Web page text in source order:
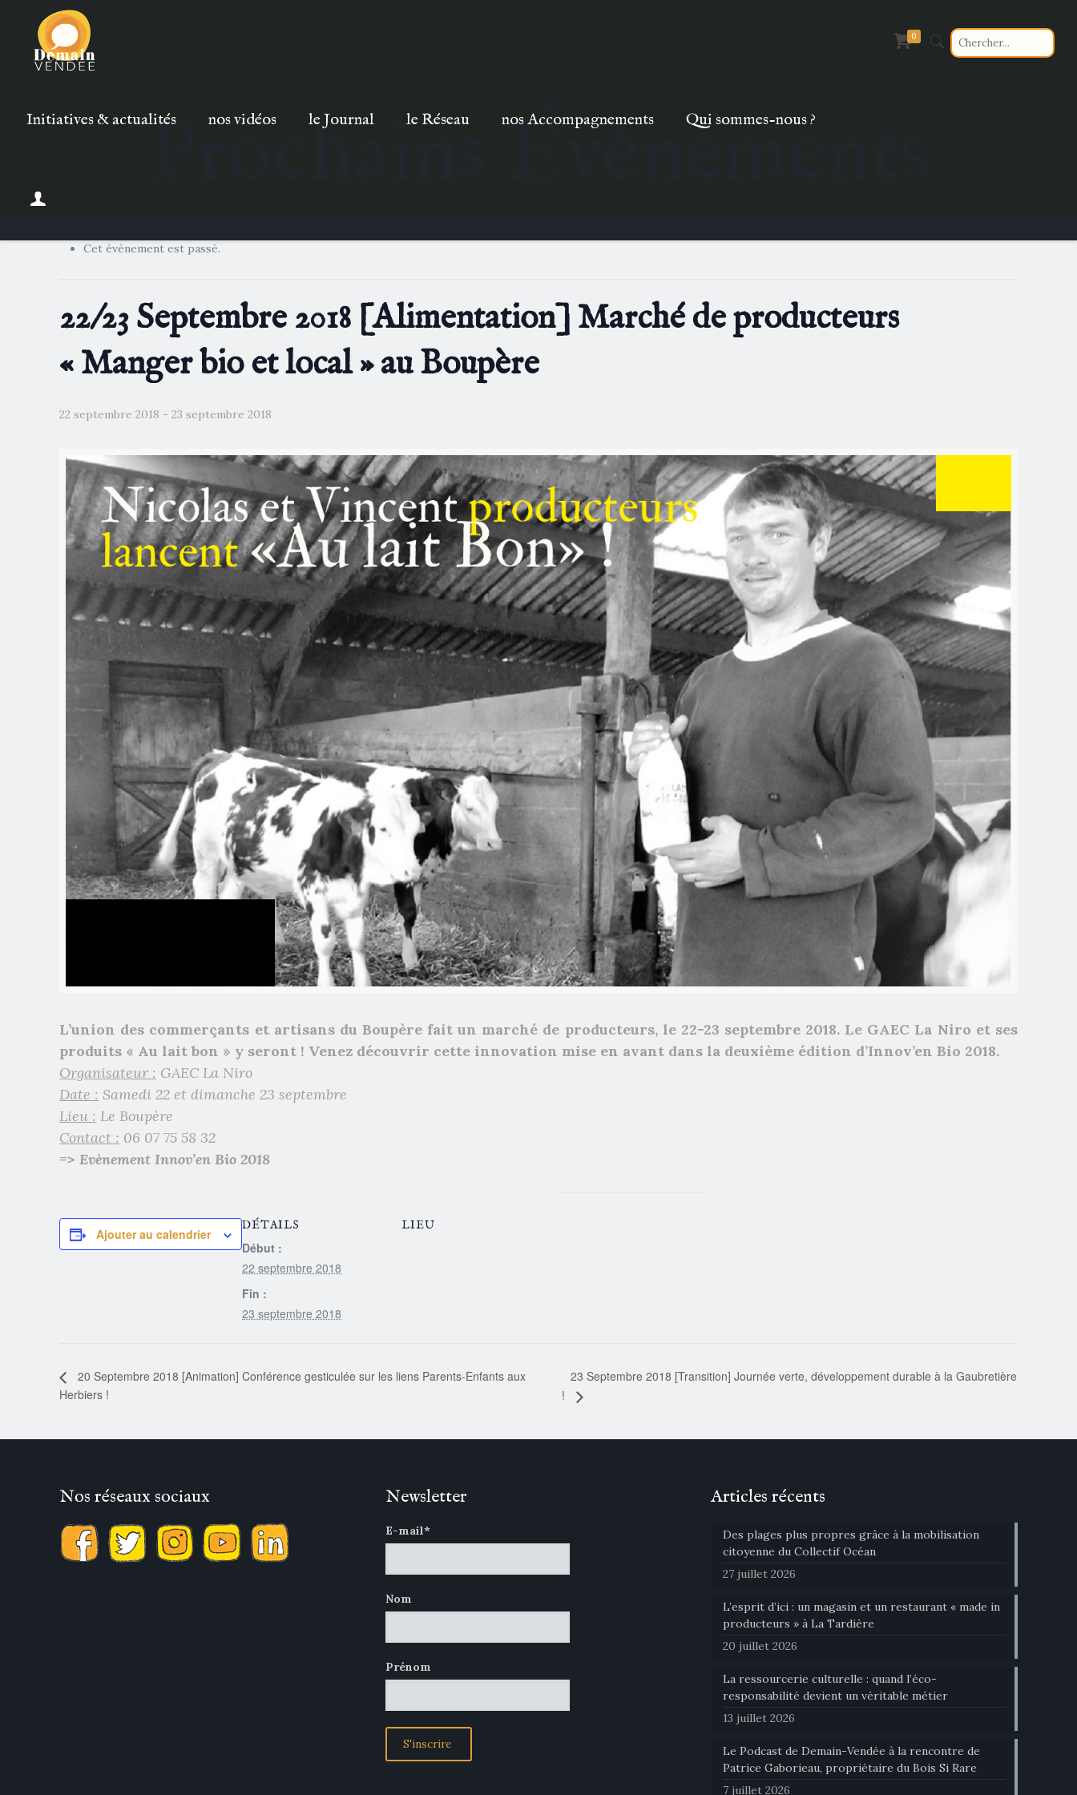
Initiatives & actualités nos vidéos le Journal le Réseau nos Accompagnements Qui sommes-nous ?
0
Prochains Évènements
Cet évènement est passé.
22/23 Septembre 2018 [Alimentation] Marché de producteurs
« Manger bio et local » au Boupère
22 septembre 2018 -23 septembre 2018
L’union des commerçants et artisans du Boupère fait un marché de producteurs, le 22-23 septembre 2018. Le GAEC La Niro et ses
produits « Au lait bon » y seront ! Venez découvrir cette innovation mise en avant dans la deuxième édition d’Innov’en Bio 2018.
Organisateur : GAEC La Niro
Date : Samedi 22 et dimanche 23 septembre
Lieu : Le Boupère
Contact : 06 07 75 58 32
=> Evènement Innov’en Bio 2018
Ajouter au calendrier
DÉTAILS
Début :
22 septembre 2018
Fin :
23 septembre 2018
LIEU
20 Septembre 2018 [Animation] Conférence gesticulée sur les liens Parents-Enfants aux
Herbiers !
23 Septembre 2018 [Transition] Journée verte, développement durable à la Gaubretière
!
Nos réseaux sociaux Newsletter
E-mail*
Nom
Prénom
Articles récents
Des plages plus propres grâce à la mobilisation
citoyenne du Collectif Océan
27 juillet 2026
L’esprit d’ici : un magasin et un restaurant « made in
producteurs » à La Tardière
20 juillet 2026
La ressourcerie culturelle : quand l’éco-
responsabilité devient un véritable métier
13 juillet 2026
Le Podcast de Demain-Vendée à la rencontre de
Patrice Gaborieau, propriétaire du Bois Si Rare
7 juillet 2026